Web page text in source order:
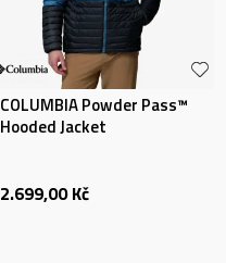
COLUMBIA Powder Pass™
Hooded Jacket
2.699,00 Kč